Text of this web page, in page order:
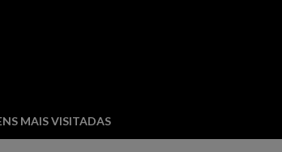
MAIS VISITADAS